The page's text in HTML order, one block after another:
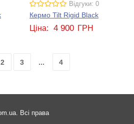
Відгуки: 0
Кермо Tilt Rigid Black
Ціна: 4 900 ГРН
2 3 ... 4
Всі права